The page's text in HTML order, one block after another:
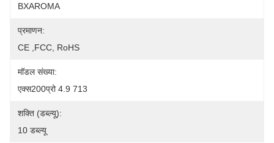
BXAROMA
प्रमाणन:
CE ,FCC, RoHS
मॉडल संख्या:
एक्स200प्रो 4.9 713
शक्ति (डब्ल्यू):
10 डब्ल्यू